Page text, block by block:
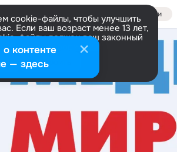
Войти
cookie-файлы, чтобы улучшить
Если ваш возраст менее 13 лет,
файлы должен ваш законный
Больше информации
Настроить
контенте
— здесь